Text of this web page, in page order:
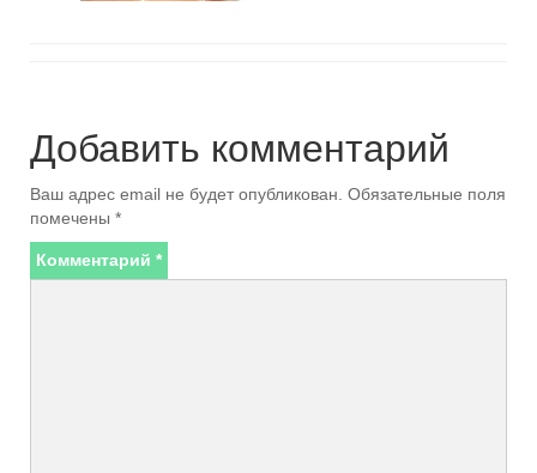
Добавить комментарий
Ваш адрес email не будет опубликован. Обязательные поля
помечены *
Комментарий *